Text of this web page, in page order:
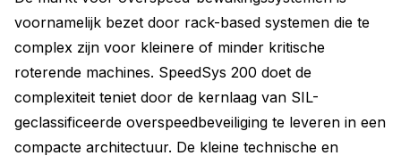
voornamelijk bezet door rack-based systemen die te
complex zijn voor kleinere of minder kritische
roterende machines. SpeedSys 200 doet de
complexiteit teniet door de kernlaag van SIL-
geclassificeerde overspeedbeveiliging te leveren in een
compacte architectuur. De kleine technische en